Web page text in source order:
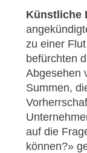
Künstliche
zu einer
befürchten
Abgesehen
Summen,
auf die
können?»